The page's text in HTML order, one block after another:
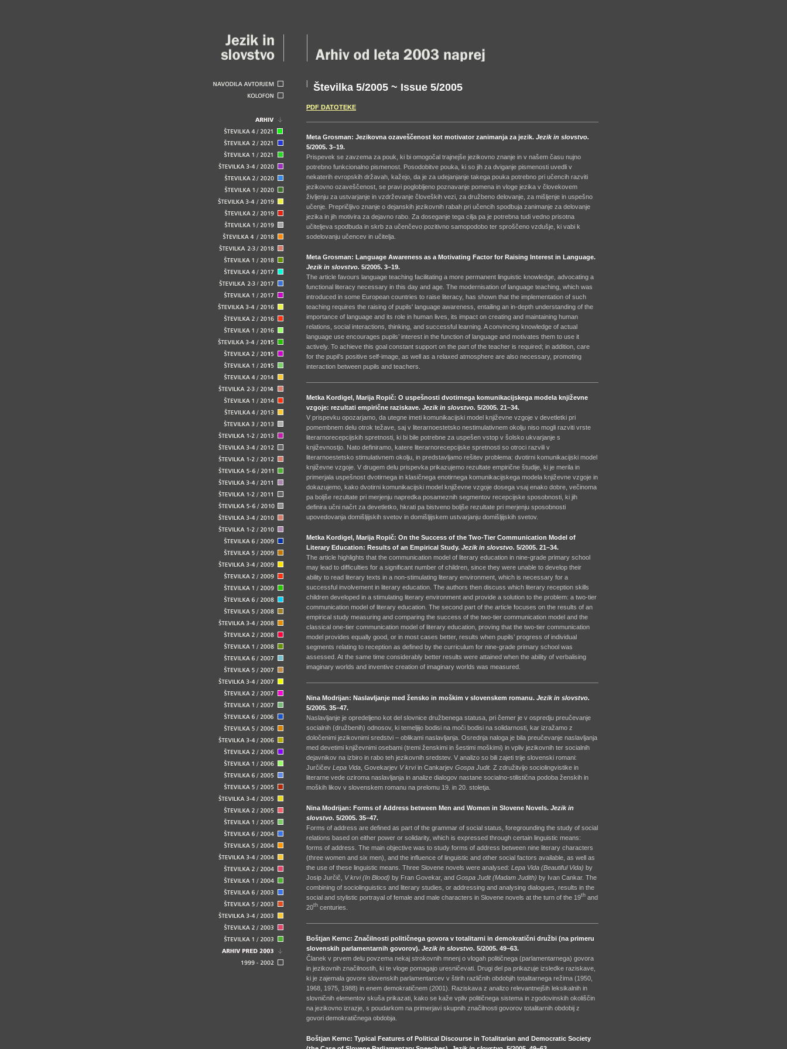
Številka 5/2005 ~ Issue 5/2005
PDF DATOTEKE
Meta Grosman: Jezikovna ozaveščenost kot motivator zanimanja za jezik. Jezik in slovstvo.
5/2005. 3–19.
Prispevek se zavzema za pouk, ki bi omogočal trajnejše jezikovno znanje in v našem času nujno
potrebno funkcionalno pismenost. Posodobitve pouka, ki so jih za dviganje pismenosti uvedli v
nekaterih evropskih državah, kažejo, da je za udejanjanje takega pouka potrebno pri učencih razviti
jezikovno ozaveščenost, se pravi poglobljeno poznavanje pomena in vloge jezika v človekovem
življenju za ustvarjanje in vzdrževanje človeških vezi, za družbeno delovanje, za mišljenje in uspešno
učenje. Prepričljivo znanje o dejanskih jezikovnih rabah pri učencih spodbuja zanimanje za delovanje
jezika in jih motivira za dejavno rabo. Za doseganje tega cilja pa je potrebna tudi vedno prisotna
učiteljeva spodbuda in skrb za učenčevo pozitivno samopodobo ter sproščeno vzdušje, ki vabi k
sodelovanju učencev in učitelja.
Meta Grosman: Language Awareness as a Motivating Factor for Raising Interest in Language.
Jezik in slovstvo. 5/2005. 3–19.
The article favours language teaching facilitating a more permanent linguistic knowledge, advocating a
functional literacy necessary in this day and age. The modernisation of language teaching, which was
introduced in some European countries to raise literacy, has shown that the implementation of such
teaching requires the raising of pupils' language awareness, entailing an in-depth understanding of the
importance of language and its role in human lives, its impact on creating and maintaining human
relations, social interactions, thinking, and successful learning. A convincing knowledge of actual
language use encourages pupils’ interest in the function of language and motivates them to use it
actively. To achieve this goal constant support on the part of the teacher is required; in addition, care
for the pupil’s positive self-image, as well as a relaxed atmosphere are also necessary, promoting
interaction between pupils and teachers.
Metka Kordigel, Marija Ropič: O uspešnosti dvotirnega komunikacijskega modela književne
vzgoje: rezultati empirične raziskave. Jezik in slovstvo. 5/2005. 21–34.
V prispevku opozarjamo, da utegne imeti komunikacijski model književne vzgoje v devetletki pri
pomembnem delu otrok težave, saj v literarnoestetsko nestimulativnem okolju niso mogli razviti vrste
literarnorecepcijskih spretnosti, ki bi bile potrebne za uspešen vstop v šolsko ukvarjanje s
književnostjo. Nato definiramo, katere literarnorecepcijske spretnosti so otroci razvili v
literarnoestetsko stimulativnem okolju, in predstavljamo rešitev problema: dvotirni komunikacijski model
književne vzgoje. V drugem delu prispevka prikazujemo rezultate empirične študije, ki je merila in
primerjala uspešnost dvotirnega in klasičnega enotirnega komunikacijskega modela književne vzgoje in
dokazujemo, kako dvotirni komunikacijski model književne vzgoje dosega vsaj enako dobre, večinoma
pa boljše rezultate pri merjenju napredka posameznih segmentov recepcijske sposobnosti, ki jih
definira učni načrt za devetletko, hkrati pa bistveno boljše rezultate pri merjenju sposobnosti
upovedovanja domišljijskih svetov in domišljijskem ustvarjanju domišljijskih svetov.
Metka Kordigel, Marija Ropič: On the Success of the Two-Tier Communication Model of
Literary Education: Results of an Empirical Study. Jezik in slovstvo. 5/2005. 21–34.
The article highlights that the communication model of literary education in nine-grade primary school
may lead to difficulties for a significant number of children, since they were unable to develop their
ability to read literary texts in a non-stimulating literary environment, which is necessary for a
successful involvement in literary education. The authors then discuss which literary reception skills
children developed in a stimulating literary environment and provide a solution to the problem: a two-tier
communication model of literary education. The second part of the article focuses on the results of an
empirical study measuring and comparing the success of the two-tier communication model and the
classical one-tier communication model of literary education, proving that the two-tier communication
model provides equally good, or in most cases better, results when pupils’ progress of individual
segments relating to reception as defined by the curriculum for nine-grade primary school was
assessed. At the same time considerably better results were attained when the ability of verbalising
imaginary worlds and inventive creation of imaginary worlds was measured.
Nina Modrijan: Naslavljanje med žensko in moškim v slovenskem romanu. Jezik in slovstvo.
5/2005. 35–47.
Naslavljanje je opredeljeno kot del slovnice družbenega statusa, pri čemer je v ospredju preučevanje
socialnih (družbenih) odnosov, ki temeljijo bodisi na moči bodisi na solidarnosti, kar izražamo z
določenimi jezikovnimi sredstvi – oblikami naslavljanja. Osrednja naloga je bila preučevanje naslavljanja
med devetimi književnimi osebami (tremi ženskimi in šestimi moškimi) in vpliv jezikovnih ter socialnih
dejavnikov na izbiro in rabo teh jezikovnih sredstev. V analizo so bili zajeti trije slovenski romani:
Jurčičev Lepa Vida , Govekarjev V krviin Cankarjev Gospa Judit. Z združitvijo sociolingvistike in
literarne vede oziroma naslavljanja in analize dialogov nastane socialno-stilistična podoba ženskih in
moških likov v slovenskem romanu na prelomu 19. in 20. stoletja.
Nina Modrijan: Forms of Address between Men and Women in Slovene Novels. Jezik in
slovstvo. 5/2005. 35–47.
Forms of address are defined as part of the grammar of social status, foregrounding the study of social
relations based on either power or solidarity, which is expressed through certain linguistic means:
forms of address. The main objective was to study forms of address between nine literary characters
(three women and six men), and the influence of linguistic and other social factors available, as well as
the use of these linguistic means. Three Slovene novels were analysed: Lepa Vida (Beautiful Vida) by
Josip Jurčič, V krvi (In Blood) by Fran Govekar, and Gospa Judit (Madam Judith) by Ivan Cankar. The
combining of sociolinguistics and literary studies, or addressing and analysing dialogues, results in the
social and stylistic portrayal of female and male characters in Slovene novels at the turn of the 19th and
20th centuries.
Boštjan Kernc: Značilnosti političnega govora v totalitarni in demokratični družbi (na primeru
slovenskih parlamentarnih govorov). Jezik in slovstvo. 5/2005. 49–63.
Članek v prvem delu povzema nekaj strokovnih mnenj o vlogah političnega (parlamentarnega) govora
in jezikovnih značilnostih, ki te vloge pomagajo uresničevati. Drugi del pa prikazuje izsledke raziskave,
ki je zajemala govore slovenskih parlamentarcev v štirih različnih obdobjih totalitarnega režima (1950,
1968, 1975, 1988) in enem demokratičnem (2001). Raziskava z analizo relevantnejših leksikalnih in
slovničnih elementov skuša prikazati, kako se kaže vpliv političnega sistema in zgodovinskih okoliščin
na jezikovno izrazje, s poudarkom na primerjavi skupnih značilnosti govorov totalitarnih obdobij z
govori demokratičnega obdobja.
Boštjan Kernc: Typical Features of Political Discourse in Totalitarian and Democratic Society